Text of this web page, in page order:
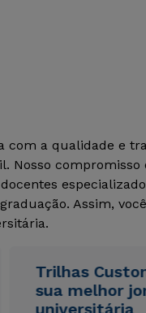
com a qualidade e
Nosso
Assim,
Trilhas
sua melhor
universitária